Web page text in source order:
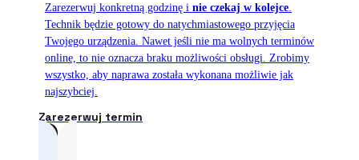
Zarezerwuj konkretną godzinę i nie czekaj w kolejce.
Technik będzie gotowy do natychmiastowego przyjęcia
Twojego urządzenia. Nawet jeśli nie ma wolnych terminów
online, to nie oznacza braku możliwości obsługi. Zrobimy
wszystko, aby naprawa została wykonana możliwie jak
najszybciej.
Zarezerwuj termin